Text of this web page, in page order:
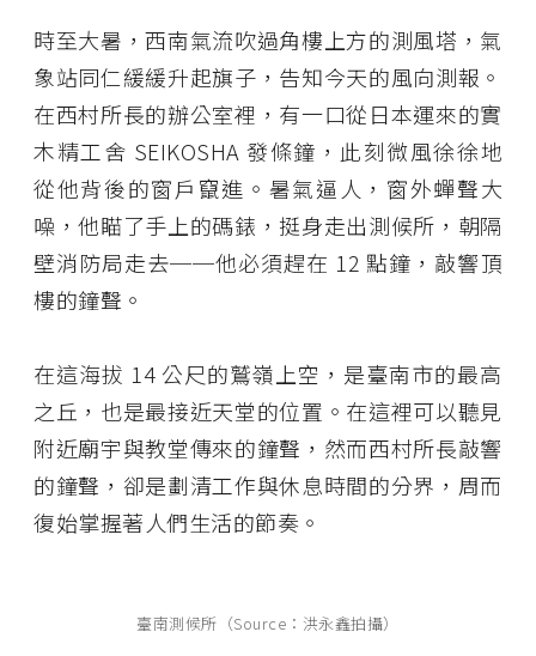
時至大暑，西南氣流吹過角樓上方的測風塔，氣
象站同仁緩緩升起旗子，告知今天的風向測報。
在西村所長的辦公室裡，有一口從日本運來的實
木精工舍 SEIKOSHA 發條鐘，此刻微風徐徐地
從他背後的窗戶竄進。暑氣逼人，窗外蟬聲大
噪，他瞄了手上的碼錶，挺身走出測候所，朝隔
壁消防局走去──他必須趕在 12 點鐘，敲響頂
樓的鐘聲。
在這海拔 14 公尺的鷲嶺上空，是臺南市的最高
之丘，也是最接近天堂的位置。在這裡可以聽見
附近廟宇與教堂傳來的鐘聲，然而西村所長敲響
的鐘聲，卻是劃清工作與休息時間的分界，周而
復始掌握著人們生活的節奏。
臺南測候所（Source：洪永鑫拍攝）